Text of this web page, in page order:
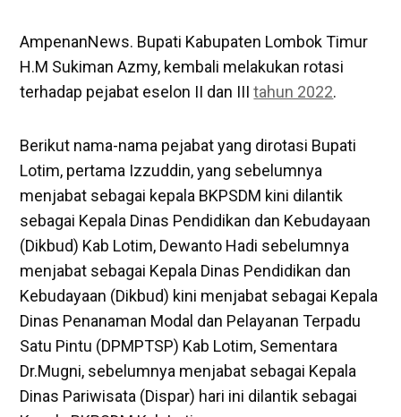
AmpenanNews. Bupati Kabupaten Lombok Timur
H.M Sukiman Azmy, kembali melakukan rotasi
terhadap pejabat eselon II dan IIItahun 2022.
Berikut nama-nama pejabat yang dirotasi Bupati
Lotim, pertama Izzuddin, yang sebelumnya
menjabat sebagai kepala BKPSDM kini dilantik
sebagai Kepala Dinas Pendidikan dan Kebudayaan
(Dikbud) Kab Lotim, Dewanto Hadi sebelumnya
menjabat sebagai Kepala Dinas Pendidikan dan
Kebudayaan (Dikbud) kini menjabat sebagai Kepala
Dinas Penanaman Modal dan Pelayanan Terpadu
Satu Pintu (DPMPTSP) Kab Lotim, Sementara
Dr.Mugni, sebelumnya menjabat sebagai Kepala
Dinas Pariwisata (Dispar) hari ini dilantik sebagai